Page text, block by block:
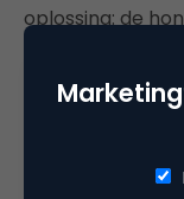
oplossing: de
ontwikkeling,
vinden in het
onderzoek is
oplossing voor